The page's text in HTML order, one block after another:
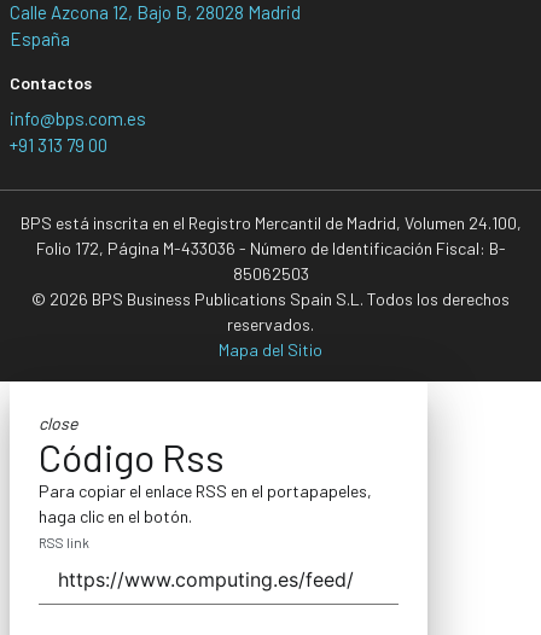
Calle Azcona 12, Bajo B, 28028 Madrid
España
Contactos
info@bps.com.es
+91 313 79 00
BPS está inscrita en el Registro Mercantil de Madrid, Volumen 24.100,
Folio 172, Página M-433036 - Número de Identificación Fiscal: B-
85062503
© 2026 BPS Business Publications Spain S.L. Todos los derechos
reservados.
Mapa del Sitio
close
Código Rss
Para copiar el enlace RSS en el portapapeles,
haga clic en el botón.
RSS link